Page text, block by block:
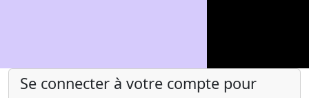
Se connecter à votre compte pour